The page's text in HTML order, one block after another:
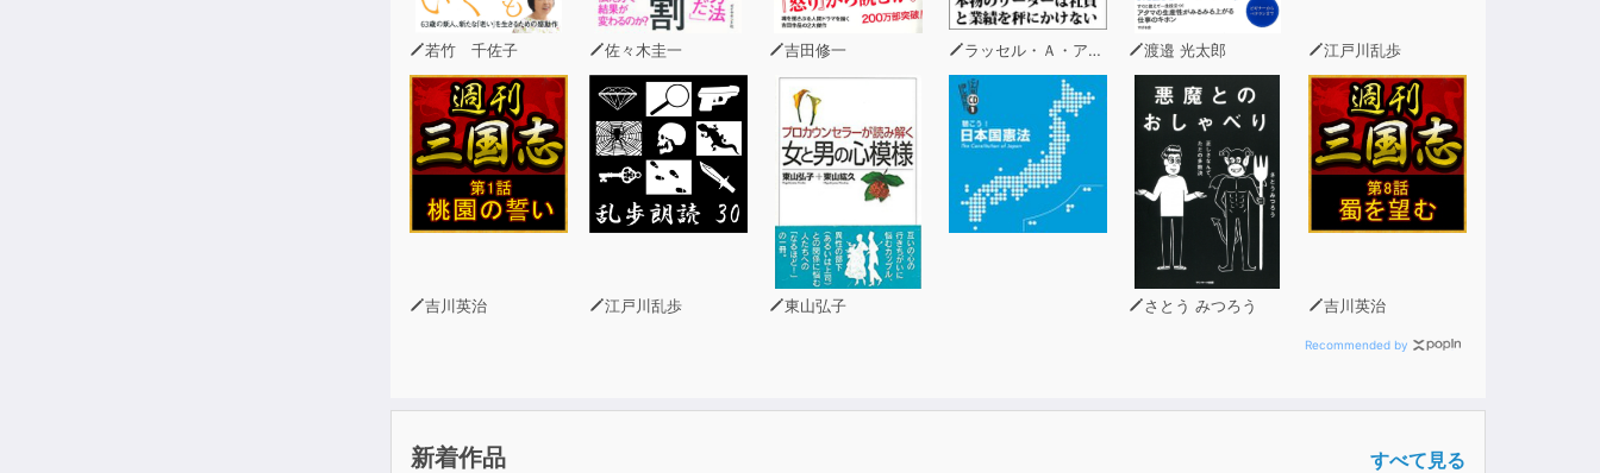
本コンテンツは、書籍に収録されている基本表現の英文音声に加え、書籍にはない日本語訳の音声を新たに収録し、
聞くだけでも学習できるよう再編集したものです。
また、リピーティングの練習ができるよう、「英文→日本語訳→英文→ポーズ」のように構成しています。
ポーズの間に英文をリピーティングすると効果的です。
さらに、書籍に収録されている会話文(SKIT)も収録しています(英文音声のみ)。
基本表現で紹介した文を盛り込んでいますので、
基本表現が実際の場面でどのように使われるか、聞いて練習してみましょう。
※本商品にテキスト情報は含まれておりません。書籍と合わせて学習すると学習効果が高まります。
・全レベル
若竹 千佐子 佐々木圭一 吉田修一 ラッセル・Ａ・アイゼンスタット（元ハーバード・ビジネススクール教授）マイケル・ビアー（ハーバード・ビジネススクール名誉教授）ナサニエル・フット（元マッキンゼー・アンド・カンパニーパートナー）トビアス・フレッドバーグ（チャルマーズ工科大学准教授）フレミング・ノーグレン（チャルマーズ工科大学教授） 渡邉 光太郎 江戸川乱歩
吉川英治 江戸川乱歩 東山弘子 さとう みつろう 吉川英治
Recommended by
新着作品 すべて見る